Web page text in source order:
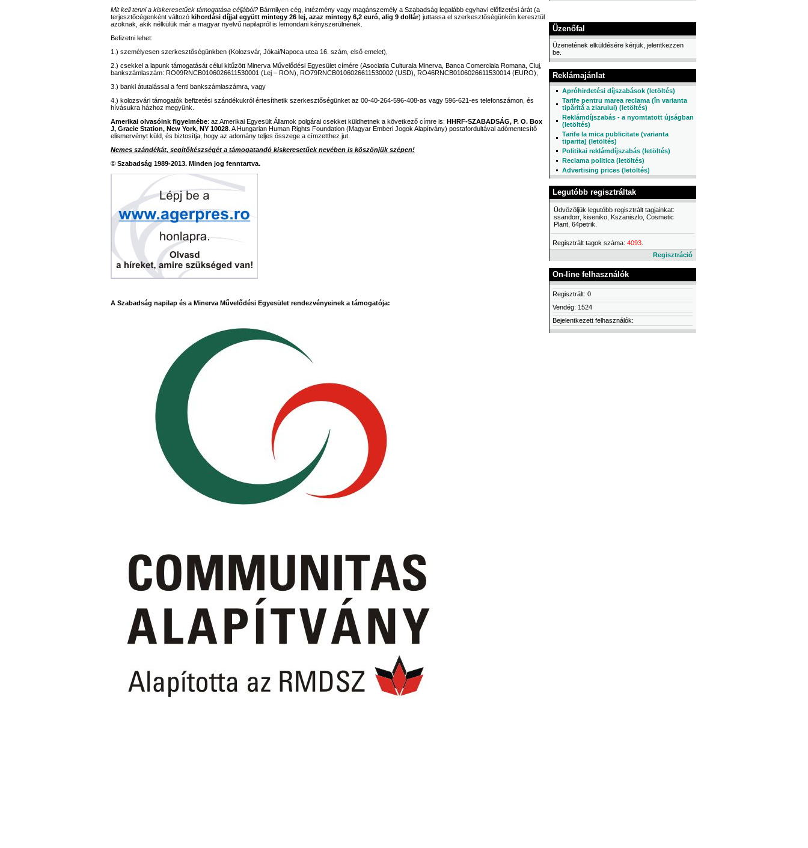
Mit kell tenni a kiskeresetűek támogatása céljából? Bármilyen cég, intézmény vagy magánszemély a Szabadság legalább egyhavi előfizetési árát (a
terjesztőcégenként változó kihordási díjjal együtt mintegy 26 lej, azaz mintegy 6,2 euró, alig 9 dollár) juttassa el szerkesztőségünkön keresztül
azoknak, akik nélkülük már a magyar nyelvű napilapról is lemondani kényszerülnének.
Befizetni lehet:
1.) személyesen szerkesztőségünkben (Kolozsvár, Jókai/Napoca utca 16. szám, első emelet),
2.) csekkel a lapunk támogatását célul kitűzött Minerva Művelődési Egyesület címére (Asociatia Culturala Minerva, Banca Comerciala Romana, Cluj,
bankszámlaszám: RO09RNCB0106026611530001 (Lej – RON), RO79RNCB0106026611530002 (USD), RO46RNCB0106026611530014 (EURO),
3.) banki átutalással a fenti bankszámlaszámra, vagy
4.) kolozsvári támogatók befizetési szándékukról értesíthetik szerkesztőségünket az 00-40-264-596-408-as vagy 596-621-es telefonszámon, és
hívásukra házhoz megyünk.
Amerikai olvasóink figyelmébe: az Amerikai Egyesült Államok polgárai csekket küldhetnek a következő címre is: HHRF-SZABADSÁG, P. O. Box
J, Gracie Station, New York, NY 10028 . A Hungarian Human Rights Foundation (Magyar Emberi Jogok Alapítvány) postafordultával adómentesítő
elismervényt küld, és biztosítja, hogy az adomány teljes összege a címzetthez jut.
Nemes szándékát, segítőkészségét a támogatandó kiskeresetűek nevében is köszönjük szépen!
© Szabadság 1989-2013. Minden jog fenntartva.
A Szabadság napilap és a Minerva Művelődési Egyesület rendezvényeinek a támogatója:
Üzenőfal
Üzenetének elküldésére kérjük, jelentkezzen
be.
Reklámajánlat
Apróhirdetési díjszabások (letöltés)
Tarife pentru marea reclama (în varianta
tipărită a ziarului) (letöltés)
Reklámdíjszabás - a nyomtatott újságban
(letöltés)
Tarife la mica publicitate (varianta
tiparita) (letöltés)
Politikai reklámdíjszabás (letöltés)
Reclama politica (letöltés)
Advertising prices (letöltés)
Legutóbb regisztráltak
Üdvözöljük legutóbb regisztrált tagjainkat:
ssandorr, kiseniko, Kszaniszlo, Cosmetic
Plant, 64petrik.
Regisztrált tagok száma: 4093
Regisztráció
On-line felhasználók
Regisztrált: 0
Vendég: 1524
Bejelentkezett felhasználók: